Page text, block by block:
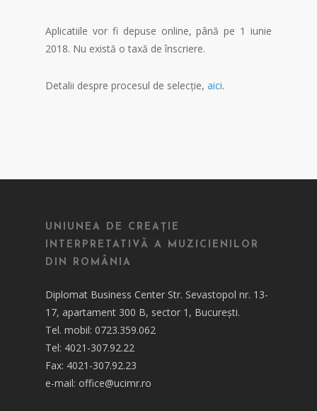
Aplicatiile vor fi depuse online, până pe 1 iunie
2018. Nu există o taxă de înscriere.
Detalii despre procesul de selecție, aici.
UNIUNEA DE CREAȚIE
INTERPRETATIVĂ A MUZICIENILOR
DIN ROMÂNIA
Diplomat Business Center Str. Sevastopol nr. 13-
17, apartament 300 B, sector 1, București.
Tel. mobil: 0723.359.062
Tel: 4021-307.92.22
Fax: 4021-307.92.23
e-mail: office@ucimr.ro